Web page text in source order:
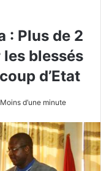
: Plus de 2
les blessés
d’Etat
Moins d’une minute